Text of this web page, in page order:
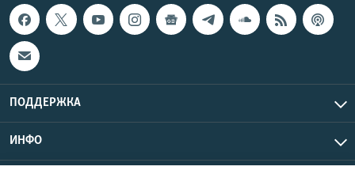
ПОДДЕРЖКА
ИНФО